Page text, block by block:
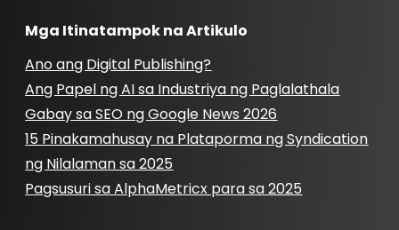
Mga Itinatampok na Artikulo
Ano ang Digital Publishing?
Ang Papel ng AI sa Industriya ng Paglalathala
Gabay sa SEO ng Google News 2026
15 Pinakamahusay na Plataporma ng Syndication
ng Nilalaman sa 2025
Pagsusuri sa AlphaMetricx para sa 2025